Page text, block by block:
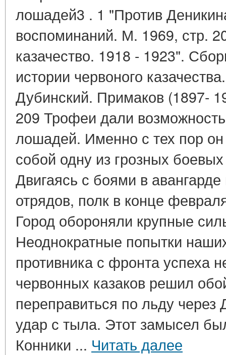
лошадей3 . 1 "Против
воспоминаний. М. 1969, стр.
казачество. 1918 - 1923".
истории червоного
Дубинский. Примаков (1897-
209 Трофеи дали
лошадей. Именно с тех пор он
собой одну из грозных
Двигаясь с боями в авангарде
отрядов, полк в конце
Город обороняли крупные
Неоднократные попытки
противника с фронта успеха
червонных казаков решил
переправиться по льду через
удар с тыла. Этот замысел
Конники ... Читать далее